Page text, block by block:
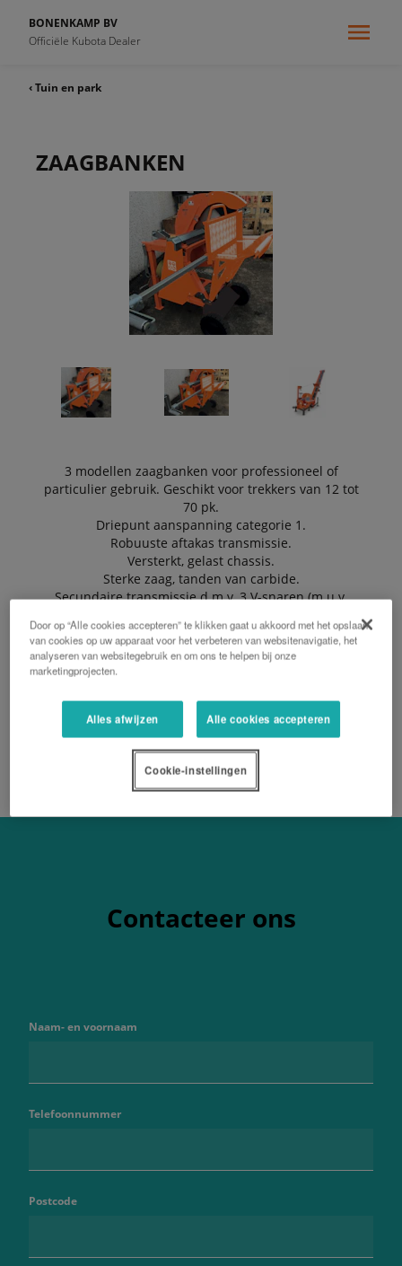
BONENKAMP BV
Officiële Kubota Dealer
‹ Tuin en park
ZAAGBANKEN
3 modellen zaagbanken voor professioneel of
particulier gebruik. Geschikt voor trekkers van 12 tot
70 pk.
Driepunt aanspanning categorie 1.
Robuuste aftakas transmissie.
Versterkt, gelast chassis.
Sterke zaag, tanden van carbide.
Secundaire transmissie d.m.v. 3 V-snaren (m.u.v.
Transportband (model SC700CNT) op 2,20 m.
Contacteer ons
Naam- en voornaam
Telefoonnummer
Postcode
Door op “Alle cookies accepteren” te klikken gaat u akkoord met het opslaan
van cookies op uw apparaat voor het verbeteren van websitenavigatie, het
analyseren van websitegebruik en om ons te helpen bij onze
marketingprojecten.
Alles afwijzen Alle cookies accepteren
Cookie-instellingen